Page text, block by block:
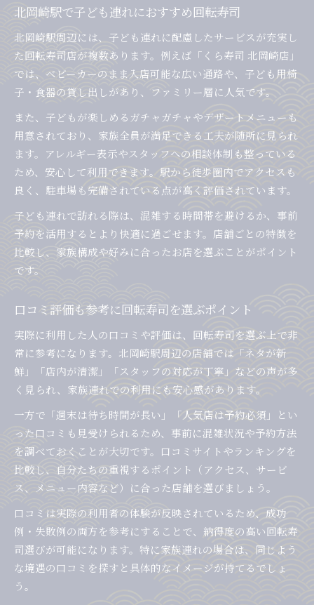
北岡崎駅で子ども連れにおすすめ回転寿司
北岡崎駅周辺には、子ども連れに配慮したサービスが充実し
た回転寿司店が複数あります。例えば「くら寿司 北岡崎店」
では、ベビーカーのまま入店可能な広い通路や、子ども用椅
子・食器の貸し出しがあり、ファミリー層に人気です。
また、子どもが楽しめるガチャガチャやデザートメニューも
用意されており、家族全員が満足できる工夫が随所に見られ
ます。アレルギー表示やスタッフへの相談体制も整っている
ため、安心して利用できます。駅から徒歩圏内でアクセスも
良く、駐車場も完備されている点が高く評価されています。
子ども連れで訪れる際は、混雑する時間帯を避けるか、事前
予約を活用するとより快適に過ごせます。店舗ごとの特徴を
比較し、家族構成や好みに合ったお店を選ぶことがポイント
です。
口コミ評価も参考に回転寿司を選ぶポイント
実際に利用した人の口コミや評価は、回転寿司を選ぶ上で非
常に参考になります。北岡崎駅周辺の店舗では「ネタが新
鮮」「店内が清潔」「スタッフの対応が丁寧」などの声が多
く見られ、家族連れでの利用にも安心感があります。
一方で「週末は待ち時間が長い」「人気店は予約必須」とい
った口コミも見受けられるため、事前に混雑状況や予約方法
を調べておくことが大切です。口コミサイトやランキングを
比較し、自分たちの重視するポイント（アクセス、サービ
ス、メニュー内容など）に合った店舗を選びましょう。
口コミは実際の利用者の体験が反映されているため、成功
例・失敗例の両方を参考にすることで、納得度の高い回転寿
司選びが可能になります。特に家族連れの場合は、同じよう
な境遇の口コミを探すと具体的なイメージが持てるでしょ
う。